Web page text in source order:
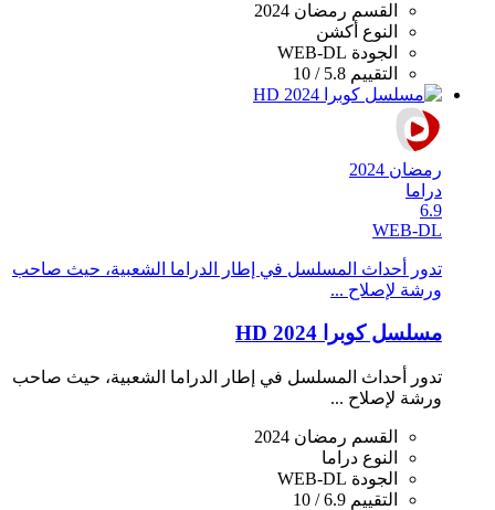
القسم رمضان 2024
النوع أكشن
الجودة WEB-DL
التقييم 5.8 / 10
رمضان 2024
دراما
6.9
WEB-DL
تدور أحداث المسلسل في إطار الدراما الشعبية، حيث صاحب
ورشة ﻹصلاح ...
مسلسل كوبرا 2024 HD
تدور أحداث المسلسل في إطار الدراما الشعبية، حيث صاحب
ورشة ﻹصلاح ...
القسم رمضان 2024
النوع دراما
الجودة WEB-DL
التقييم 6.9 / 10